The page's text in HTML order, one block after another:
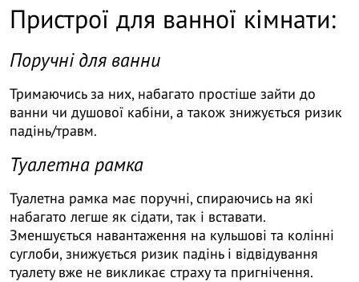
Пристрої для ванної кімнати:
Поручні для ванни
Тримаючись за них, набагато простіше зайти до
ванни чи душової кабіни, а також знижується ризик
падінь/травм.
Туалетна рамка
Туалетна рамка має поручні, спираючись на які
набагато легше як сідати, так і вставати.
Зменшується навантаження на кульшові та колінні
суглоби, знижується ризик падінь і відвідування
туалету вже не викликає страху та пригнічення.